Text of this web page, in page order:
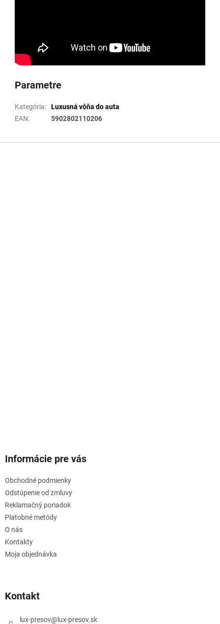
Parametre
Kategória:
Luxusná vôňa do auta
EAN: 5902802110206
Informácie pre vás
Obchodné podmienky
Odstúpenie od zmluvy
Reklamačný poriadok
Platobné metódy
O nás
Kontakty
Moja objednávka
Kontakt
lux-presov@ lux-presov.sk